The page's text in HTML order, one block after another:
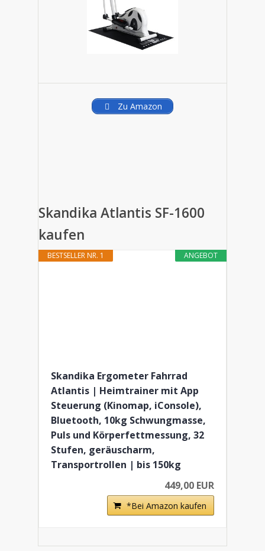
Zu Amazon
Skandika Atlantis SF-1600
kaufen
ANGEBOT
BESTSELLER NR. 1
Skandika Ergometer Fahrrad
Atlantis | Heimtrainer mit App
Steuerung (Kinomap, iConsole),
Bluetooth, 10kg Schwungmasse,
Puls und Körperfettmessung, 32
Stufen, geräuscharm,
Transportrollen | bis 150kg
449,00 EUR
*Bei Amazon kaufen